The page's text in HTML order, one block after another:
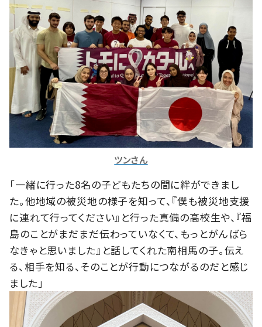
ツンさん
「一緒に行った8名の子どもたちの間に絆ができまし
た。他地域の被災地の様子を知って、『僕も被災地支援
に連れて行ってください』と行った真備の高校生や、『福
島のことがまだまだ伝わっていなくて、もっとがんばら
なきゃと思いました』と話してくれた南相馬の子。伝え
る、相手を知る、そのことが行動につながるのだと感じ
ました」